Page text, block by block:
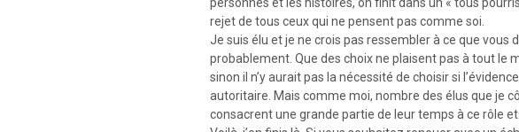
rejet de tous ceux qui ne pensent pas comme soi.
Je suis élu et je ne crois pas ressembler à ce que vous
probablement. Que des choix ne plaisent pas à tout le
sinon il n’y aurait pas la nécessité de choisir si
autoritaire. Mais comme moi, nombre des élus que je
consacrent une grande partie de leur temps à ce rôle et